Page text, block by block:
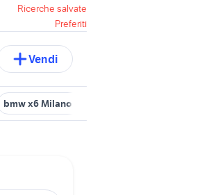
Ricerche salvate
Preferiti
Vendi
bmw x6 Milano provincia